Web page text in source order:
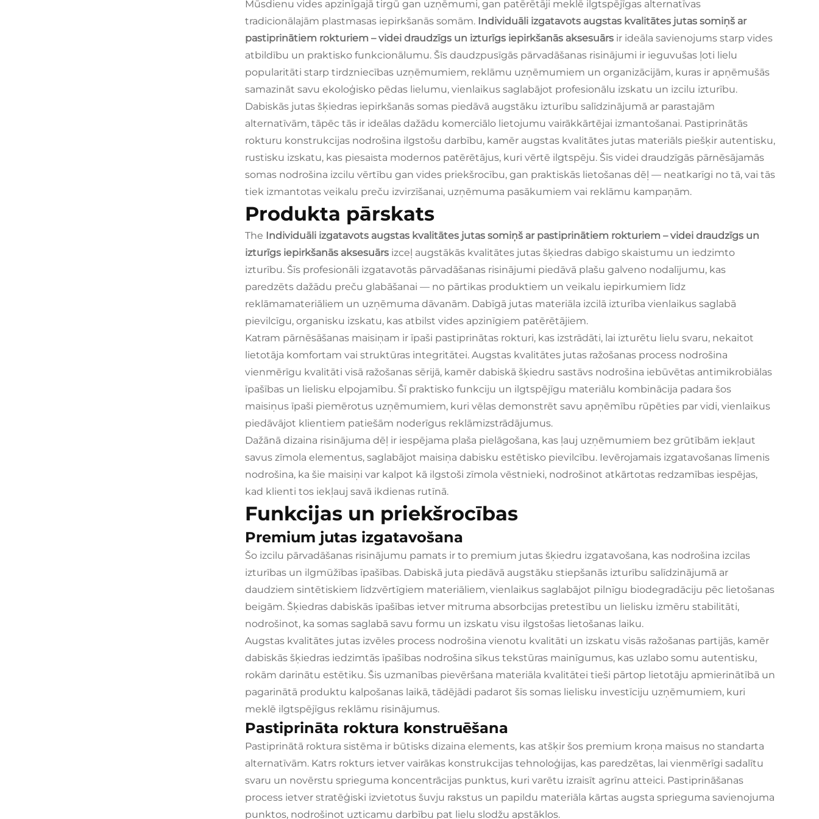
Mūsdienu vides apzinīgajā tirgū gan uzņēmumi, gan patērētāji meklē ilgtspējīgas alternatīvas
tradicionālajām plastmasas iepirkšanās somām. Individuāli izgatavots augstas kvalitātes jutas somiņš ar
pastiprinātiem rokturiem – videi draudzīgs un izturīgs iepirkšanās aksesuārs ir ideāla savienojums starp vides
atbildību un praktisko funkcionālumu. Šīs daudzpusīgās pārvadāšanas risinājumi ir ieguvušas ļoti lielu
popularitāti starp tirdzniecības uzņēmumiem, reklāmu uzņēmumiem un organizācijām, kuras ir apņēmušās
samazināt savu ekoloģisko pēdas lielumu, vienlaikus saglabājot profesionālu izskatu un izcilu izturību.
Dabiskās jutas šķiedras iepirkšanās somas piedāvā augstāku izturību salīdzinājumā ar parastajām
alternatīvām, tāpēc tās ir ideālas dažādu komerciālo lietojumu vairākkārtējai izmantošanai. Pastiprinātās
rokturu konstrukcijas nodrošina ilgstošu darbību, kamēr augstas kvalitātes jutas materiāls piešķir autentisku,
rustisku izskatu, kas piesaista modernos patērētājus, kuri vērtē ilgtspēju. Šīs videi draudzīgās pārnēsājamās
somas nodrošina izcilu vērtību gan vides priekšrocību, gan praktiskās lietošanas dēļ — neatkarīgi no tā, vai tās
tiek izmantotas veikalu preču izvirzīšanai, uzņēmuma pasākumiem vai reklāmu kampaņām.
Produkta pārskats
The Individuāli izgatavots augstas kvalitātes jutas somiņš ar pastiprinātiem rokturiem – videi draudzīgs un
izturīgs iepirkšanās aksesuārs izceļ augstākās kvalitātes jutas šķiedras dabīgo skaistumu un iedzimto
izturību. Šīs profesionāli izgatavotās pārvadāšanas risinājumi piedāvā plašu galveno nodalījumu, kas
paredzēts dažādu preču glabāšanai — no pārtikas produktiem un veikalu iepirkumiem līdz
reklāmamateriāliem un uzņēmuma dāvanām. Dabīgā jutas materiāla izcilā izturība vienlaikus saglabā
pievilcīgu, organisku izskatu, kas atbilst vides apzinīgiem patērētājiem.
Katram pārnēsāšanas maisiņam ir īpaši pastiprinātas rokturi, kas izstrādāti, lai izturētu lielu svaru, nekaitot
lietotāja komfortam vai struktūras integritātei. Augstas kvalitātes jutas ražošanas process nodrošina
vienmērīgu kvalitāti visā ražošanas sērijā, kamēr dabiskā šķiedru sastāvs nodrošina iebūvētas antimikrobiālas
īpašības un lielisku elpojamību. Šī praktisko funkciju un ilgtspējīgu materiālu kombinācija padara šos
maisiņus īpaši piemērotus uzņēmumiem, kuri vēlas demonstrēt savu apņēmību rūpēties par vidi, vienlaikus
piedāvājot klientiem patiešām noderīgus reklāmizstrādājumus.
Dažānā dizaina risinājuma dēļ ir iespējama plaša pielāgošana, kas ļauj uzņēmumiem bez grūtībām iekļaut
savus zīmola elementus, saglabājot maisiņa dabisku estētisko pievilcību. Ievērojamais izgatavošanas līmenis
nodrošina, ka šie maisiņi var kalpot kā ilgstoši zīmola vēstnieki, nodrošinot atkārtotas redzamības iespējas,
kad klienti tos iekļauj savā ikdienas rutīnā.
Funkcijas un priekšrocības
Premium jutas izgatavošana
Šo izcilu pārvadāšanas risinājumu pamats ir to premium jutas šķiedru izgatavošana, kas nodrošina izcilas
izturības un ilgmūžības īpašības. Dabiskā juta piedāvā augstāku stiepšanās izturību salīdzinājumā ar
daudziem sintētiskiem līdzvērtīgiem materiāliem, vienlaikus saglabājot pilnīgu biodegradāciju pēc lietošanas
beigām. Šķiedras dabiskās īpašības ietver mitruma absorbcijas pretestību un lielisku izmēru stabilitāti,
nodrošinot, ka somas saglabā savu formu un izskatu visu ilgstošas lietošanas laiku.
Augstas kvalitātes jutas izvēles process nodrošina vienotu kvalitāti un izskatu visās ražošanas partijās, kamēr
dabiskās šķiedras iedzimtās īpašības nodrošina sīkus tekstūras mainīgumus, kas uzlabo somu autentisku,
rokām darinātu estētiku. Šis uzmanības pievēršana materiāla kvalitātei tieši pārtop lietotāju apmierinātībā un
pagarinātā produktu kalpošanas laikā, tādējādi padarot šīs somas lielisku investīciju uzņēmumiem, kuri
meklē ilgtspējīgus reklāmu risinājumus.
Pastiprināta roktura konstruēšana
Pastiprinātā roktura sistēma ir būtisks dizaina elements, kas atšķir šos premium kroņa maisus no standarta
alternatīvām. Katrs rokturs ietver vairākas konstrukcijas tehnoloģijas, kas paredzētas, lai vienmērīgi sadalītu
svaru un novērstu sprieguma koncentrācijas punktus, kuri varētu izraisīt agrīnu atteici. Pastiprināšanas
process ietver stratēģiski izvietotus šuvju rakstus un papildu materiāla kārtas augsta sprieguma savienojuma
punktos, nodrošinot uzticamu darbību pat lielu slodžu apstākļos.